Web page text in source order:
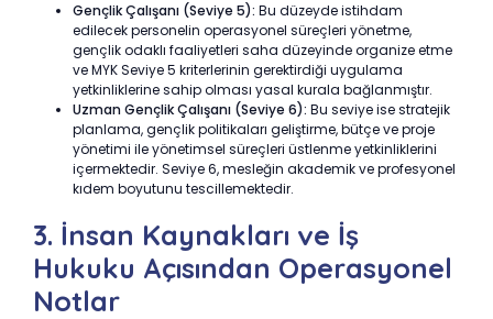
Gençlik Çalışanı (Seviye 5): Bu düzeyde istihdam
edilecek personelin operasyonel süreçleri yönetme,
gençlik odaklı faaliyetleri saha düzeyinde organize etme
ve MYK Seviye 5 kriterlerinin gerektirdiği uygulama
yetkinliklerine sahip olması yasal kurala bağlanmıştır.
Uzman Gençlik Çalışanı (Seviye 6): Bu seviye ise stratejik
planlama, gençlik politikaları geliştirme, bütçe ve proje
yönetimi ile yönetimsel süreçleri üstlenme yetkinliklerini
içermektedir. Seviye 6, mesleğin akademik ve profesyonel
kıdem boyutunu tescillemektedir.
3. İnsan Kaynakları ve İş
Hukuku Açısından Operasyonel
Notlar